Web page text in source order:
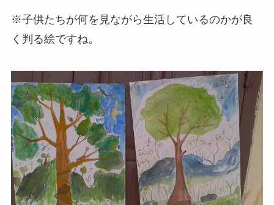
※子供たちが何を見ながら生活しているのかが良
く判る絵ですね。